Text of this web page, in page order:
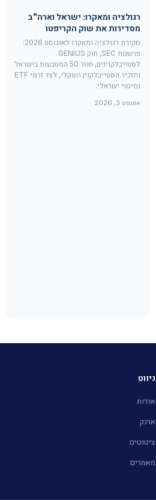
רגולציה ומאקרו: ישראל וארה"ב
מסדירות את שוק הקריפטו
סקירת רגולציה ומאקרו לאוגוסט 2026:
פרשנות SEC, חוק GENIUS
לסטייבלקוינים, חוזר 50 המטבעות בישראל
ותזכיר הסטייבלקוין השקלי, לצד זרמי ETF
ומיסוי ישראלי.
אוגוסט 3, 2026
ניווט
אודות
ארנק
ציטוטים
מאמרים